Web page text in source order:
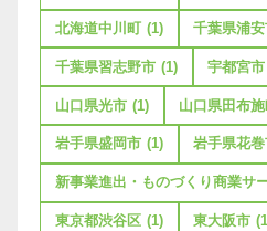
北海道中川町 (1) 千葉県浦
千葉県習志野市 (1) 宇都宮市
山口県光市 (1) 山口県田布
岩手県盛岡市 (1) 岩手県花
新事業進出・ものづくり商業サ
東京都渋谷区 (1) 東大阪市